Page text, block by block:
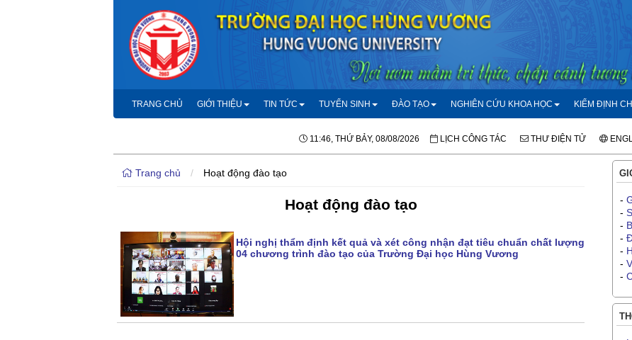
TRANG CHỦ GIỚI THIỆU TIN TỨC TUYỂN SINH ĐÀO TẠO NGHIÊN CỨU KHOA HỌC KIỂM ĐỊNH
11:46, THỨ BẢY, 08/08/2026 LỊCH CÔNG TÁC THƯ ĐIỆN TỬ
Trang chủ / Hoạt động đào tạo
Hoạt động đào tạo
Hội nghị thẩm định kết quả và xét công nhận đạt tiêu chuẩn chất lượng
04 chương trình đào tạo của Trường Đại học Hùng Vương
-
-
-
-
-
-
-